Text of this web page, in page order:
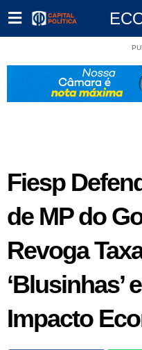
Fiesp
de MP do
Revoga
‘Blusinhas’
Impacto